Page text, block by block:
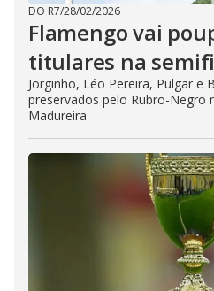
DO R7/28/02/2026
Flamengo vai
titulares na
Jorginho, Léo Pereira, Pulgar e
preservados pelo Rubro-Negro
Madureira